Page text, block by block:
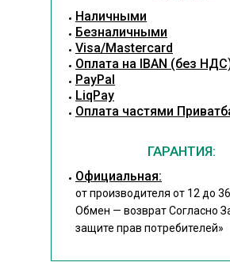
Наличными
Безналичными
Visa/Mastercard
Оплата на IBAN (без
PayPal
LiqPay
Оплата частями
ГАРАНТИЯ:
Официальная:
от производителя от 12 до
Обмен — возврат Согласно
защите прав потребителей»